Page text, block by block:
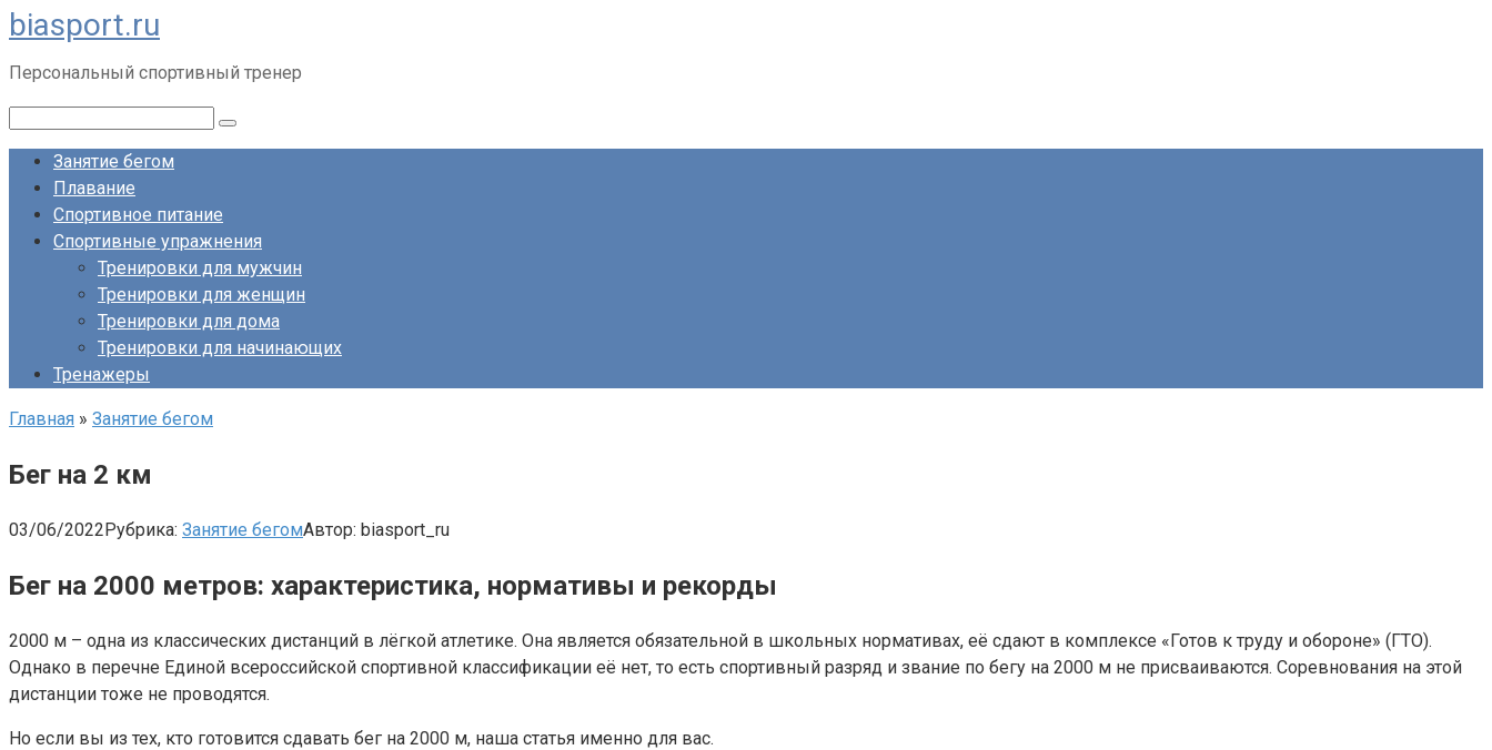
Перейти
к
контенту
biasport.ru
Персональный спортивный тренер
Занятие бегом
Плавание
Спортивное питание
Спортивные упражнения
Тренировки для мужчин
Тренировки для женщин
Тренировки для дома
Тренировки для начинающих
Тренажеры
Главная » Занятие бегом
Бег на 2 км
03/06/2022Рубрика: Занятие бегомАвтор: biasport_ru
Бег на 2000 метров: характеристика, нормативы и рекорды
2000 м – одна из классических дистанций в лёгкой атлетике. Она является обязательной в школьных нормативах, её сдают в комплексе «Готов к труду и обороне» (ГТО).
Однако в перечне Единой всероссийской спортивной классификации её нет, то есть спортивный разряд и звание по бегу на 2000 м не присваиваются. Соревнования на этой
дистанции тоже не проводятся.
Но если вы из тех, кто готовится сдавать бег на 2000 м, наша статья именно для вас.